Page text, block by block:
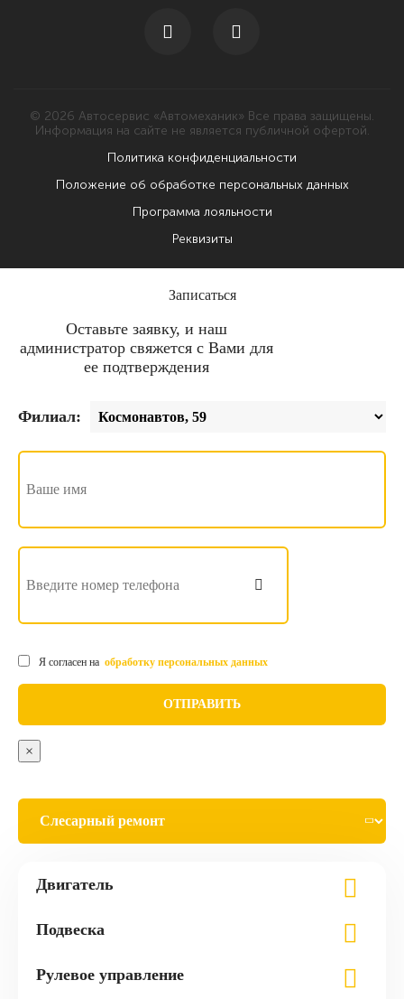
© 2026 Автосервис «Автомеханик» Все права защищены.
Информация на сайте не является публичной офертой.
Политика конфиденциальности
Положение об обработке персональных данных
Программа лояльности
Реквизиты
Записаться
Оставьте заявку, и наш
администратор свяжется с Вами для
ее подтверждения
Филиал:
Я согласен на обработку персональных данных
×
Двигатель
Подвеска
Рулевое управление